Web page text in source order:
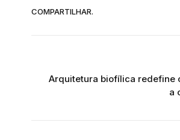
COMPARTILHAR.
Arquitetura biofílica redefine
a